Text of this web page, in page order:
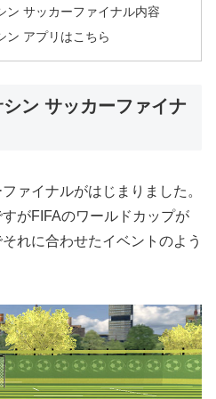
ン サッカーファイナル内容
ン アプリはこちら
ン サッカーファイナ
ァイナルがはじまりました。
がFIFAのワールドカップが
れに合わせたイベントのよう